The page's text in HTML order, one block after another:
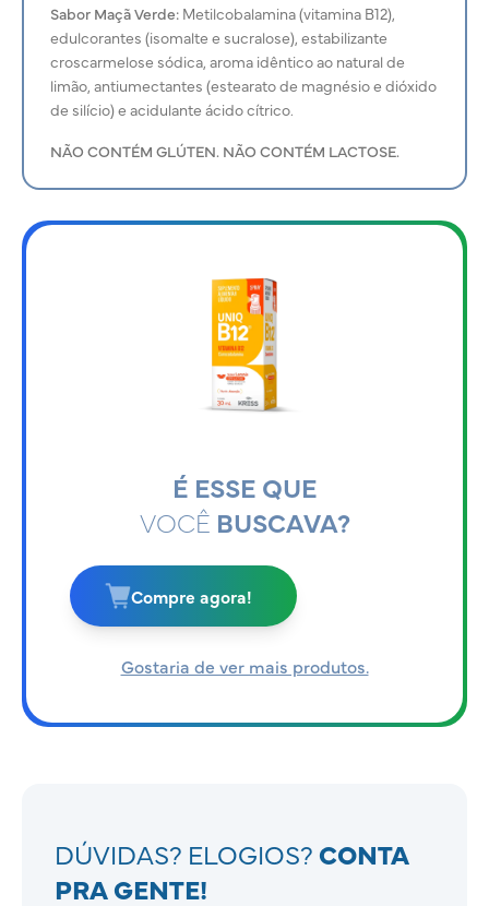
Sabor Maçã Verde:Metilcobalamina (vitamina B12),
edulcorantes (isomalte e sucralose), estabilizante
croscarmelose sódica, aroma idêntico ao natural de
limão, antiumectantes (estearato de magnésio e dióxido
de silício) e acidulante ácido cítrico.
NÃO CONTÉM GLÚTEN. NÃO CONTÉM LACTOSE.
É ESSE QUE
VOCÊ BUSCAVA?
Compre agora!
Gostaria de ver mais produtos.
DÚVIDAS? ELOGIOS? CONTA
PRA GENTE!